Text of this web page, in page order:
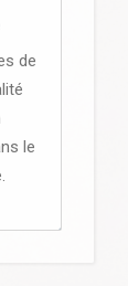
de
le